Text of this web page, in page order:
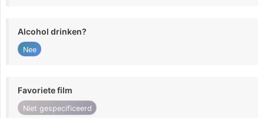
Alcohol drinken?
Nee
Favoriete film
Niet gespecificeerd